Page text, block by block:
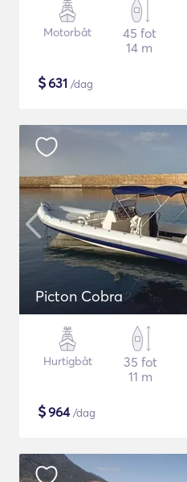
Motorbåt
45 fot
14 m
$631 /dag
Picton Cobra
Hurtigbåt
35 fot
11 m
$964/dag